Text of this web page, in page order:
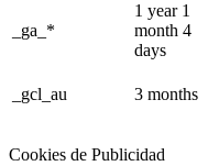
_ga_*
1 year 1
month 4
days
_gcl_au 3 months
Cookies de Publicidad